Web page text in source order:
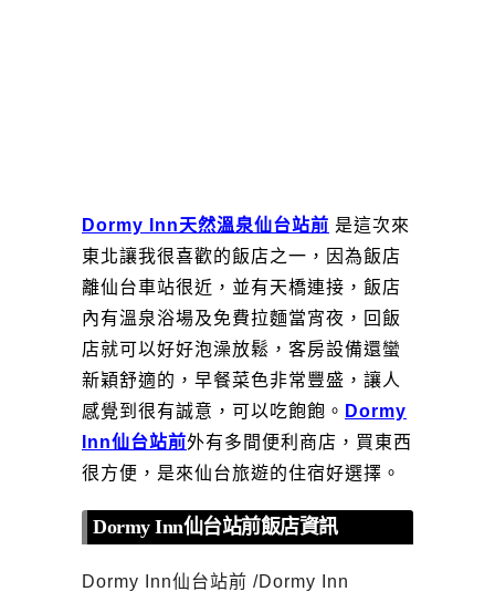
Dormy Inn天然溫泉仙台站前 是這次來
東北讓我很喜歡的飯店之一，因為飯店
離仙台車站很近，並有天橋連接，飯店
內有溫泉浴場及免費拉麵當宵夜，回飯
店就可以好好泡澡放鬆，客房設備還蠻
新穎舒適的，早餐菜色非常豐盛，讓人
感覺到很有誠意，可以吃飽飽。 Dormy
Inn仙台站前外有多間便利商店，買東西
很方便，是來仙台旅遊的住宿好選擇。
Dormy Inn仙台站前飯店資訊
Dormy Inn仙台站前 /Dormy Inn